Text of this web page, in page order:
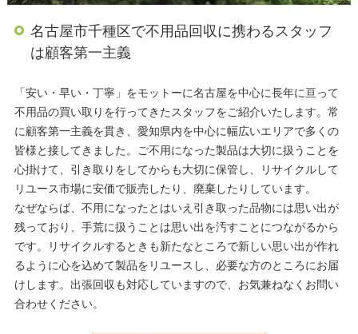
名古屋市千種区で不用品回収に携わるスタッフ
は顧客第一主義
「安い・早い・丁寧」をモットーに名古屋を中心に長年に亘って
不用品の買い取りを行ってきたスタッフをご紹介いたします。常
に顧客第一主義を貫き、愛知県内を中心に幅広いエリアで多くの
皆様と接してきました。ご不用になった製品は大切に扱うことを
心掛けて、引き取りをしてからも大切に保管し、リサイクルして
リユース市場に安価で販売したり、廃棄したりしています。
なぜならば、不用になったとはいえ引き取った品物には思い出が
残っており、手荒に扱うことは思い出を汚すことにつながるから
です。リサイクルするときも新たなところで新しい思い出が作れ
るように心を込めて製品をリユースし、必要な方のところにお届
けします。出張回収も対応していますので、お気兼ねなくお問い
合わせください。